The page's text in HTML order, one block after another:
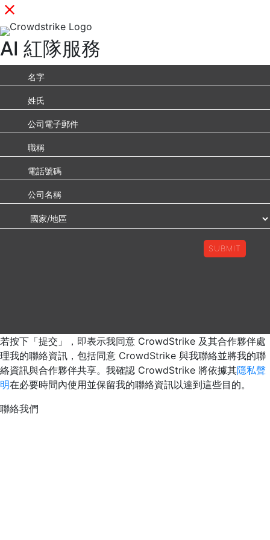
AI 紅隊服務
SUBMIT
若按下「提交」，即表示我同意 CrowdStrike 及其合作夥伴處
理我的聯絡資訊，包括同意 CrowdStrike 與我聯絡並將我的聯
絡資訊與合作夥伴共享。我確認 CrowdStrike 將依據其隱私聲
明在必要時間內使用並保留我的聯絡資訊以達到這些目的。
聯絡我們